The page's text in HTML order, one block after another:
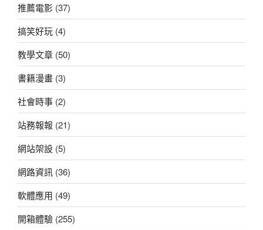
推薦電影 (37)
搞笑好玩 (4)
教學文章 (50)
書籍漫畫 (3)
社會時事 (2)
站務報報 (21)
網站架設 (5)
網路資訊 (36)
軟體應用 (49)
開箱體驗 (255)